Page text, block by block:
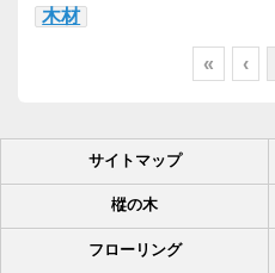
木材
« ‹
サイトマップ
樅の木
フローリング